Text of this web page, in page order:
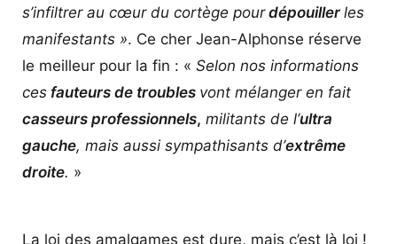
s’infiltrer au cœur du cortège pour dépouiller les
manifestants ». Ce cher Jean-Alphonse réserve
le meilleur pour la fin : « Selon nos informations
ces fauteurs de troubles vont mélanger en fait
casseurs professionnels, militants de l’ultra
gauche, mais aussi sympathisants d’extrême
droite. »
La loi des amalgames est dure, mais c’est là loi !